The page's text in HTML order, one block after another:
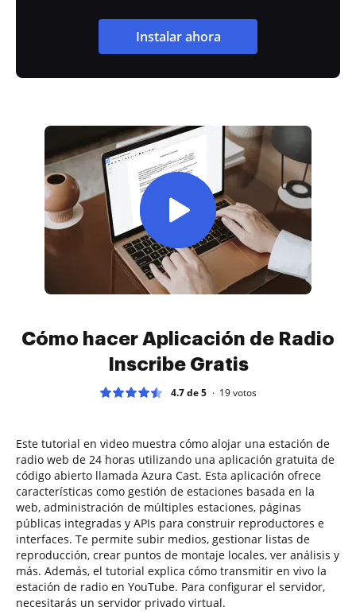
Instalar ahora
Cómo hacer Aplicación de Radio
Inscribe Gratis
4.7 de 5 19votos
Este tutorial en video muestra cómo alojar una estación de
radio web de 24 horas utilizando una aplicación gratuita de
código abierto llamada Azura Cast. Esta aplicación ofrece
características como gestión de estaciones basada en la
web, administración de múltiples estaciones, páginas
públicas integradas y APIs para construir reproductores e
interfaces. Te permite subir medios, gestionar listas de
reproducción, crear puntos de montaje locales, ver análisis y
más. Además, el tutorial explica cómo transmitir en vivo la
estación de radio en YouTube. Para configurar el servidor,
necesitarás un servidor privado virtual.